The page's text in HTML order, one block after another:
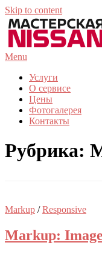
Skip to content
Menu
Услуги
О сервисе
Цены
Фотогалерея
Контакты
Рубрика:
Markup /Responsive
Markup: